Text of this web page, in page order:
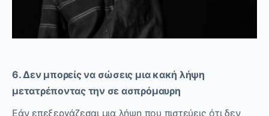
6. Δεν μπορείς να σώσεις μια κακή λήψη
μετατρέποντας την σε ασπρόμαυρη
Εάν επεξεργάζεσαι μια λήψη που πιστεύεις ότι δεν